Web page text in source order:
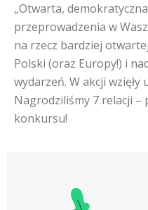
„Otwarta,
przeprowadzenia w
na rzecz bardziej
Polski (oraz Europy!) i
wydarzeń. W akcji wzięły
Nagrodziliśmy 7 relacji
konkursu!